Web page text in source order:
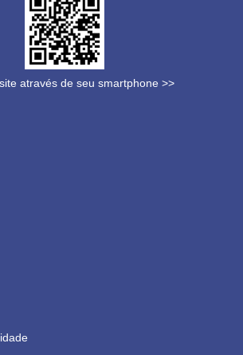
através de seu smartphone >>